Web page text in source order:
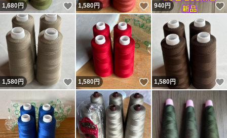
1,680円 いいね！
1,580円 いいね！
940円
1,580円 いいね！
1,580円 いいね！
1,580円